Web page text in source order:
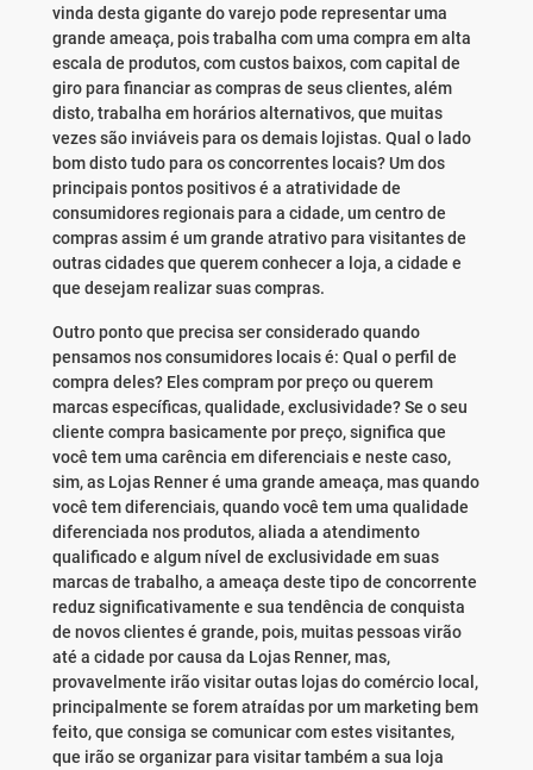
vinda desta gigante do varejo pode representar uma
grande ameaça, pois trabalha com uma compra em alta
escala de produtos, com custos baixos, com capital de
giro para financiar as compras de seus clientes, além
disto, trabalha em horários alternativos, que muitas
vezes são inviáveis para os demais lojistas. Qual o lado
bom disto tudo para os concorrentes locais? Um dos
principais pontos positivos é a atratividade de
consumidores regionais para a cidade, um centro de
compras assim é um grande atrativo para visitantes de
outras cidades que querem conhecer a loja, a cidade e
que desejam realizar suas compras.
Outro ponto que precisa ser considerado quando
pensamos nos consumidores locais é: Qual o perfil de
compra deles? Eles compram por preço ou querem
marcas específicas, qualidade, exclusividade? Se o seu
cliente compra basicamente por preço, significa que
você tem uma carência em diferenciais e neste caso,
sim, as Lojas Renner é uma grande ameaça, mas quando
você tem diferenciais, quando você tem uma qualidade
diferenciada nos produtos, aliada a atendimento
qualificado e algum nível de exclusividade em suas
marcas de trabalho, a ameaça deste tipo de concorrente
reduz significativamente e sua tendência de conquista
de novos clientes é grande, pois, muitas pessoas virão
até a cidade por causa da Lojas Renner, mas,
provavelmente irão visitar outas lojas do comércio local,
principalmente se forem atraídas por um marketing bem
feito, que consiga se comunicar com estes visitantes,
que irão se organizar para visitar também a sua loja